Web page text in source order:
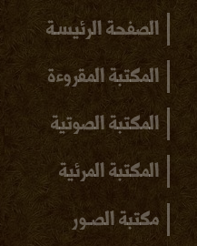
الصفحة الرئيسـة
المكتبة المقروءة
المكتبة الصوتية
المكتبة المرئية
مكتبة الصـور